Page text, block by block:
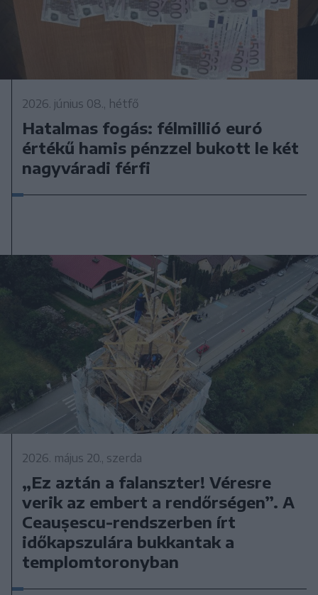
2026. június 08., hétfő
Hatalmas fogás: félmillió euró
értékű hamis pénzzel bukott le két
nagyváradi férfi
2026. május 20., szerda
„Ez aztán a falanszter! Véresre
verik az embert a rendőrségen”. A
Ceaușescu-rendszerben írt
időkapszulára bukkantak a
templomtoronyban